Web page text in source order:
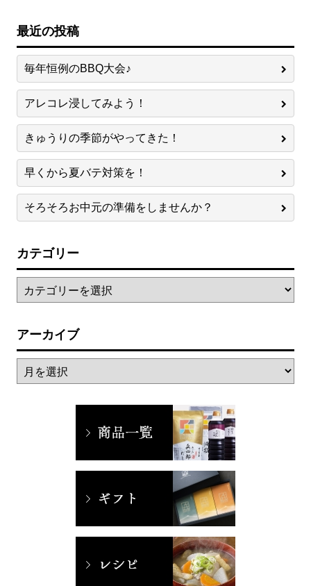
最近の投稿
毎年恒例のBBQ大会♪
アレコレ浸してみよう！
きゅうりの季節がやってきた！
早くから夏バテ対策を！
そろそろお中元の準備をしませんか？
カテゴリー
アーカイブ